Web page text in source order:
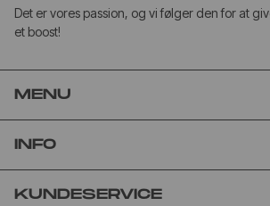
Det er vores passion, og vi følger den for at
et boost!
MENU
INFO
KUNDESERVICE